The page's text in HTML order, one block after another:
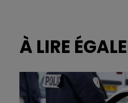
À LIRE